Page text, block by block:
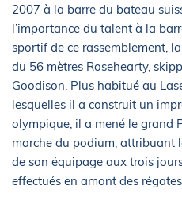
2007 à la barre du bateau
l’importance du talent à la
sportif de ce rassemblement,
du 56 mètres Rosehearty,
Goodison. Plus habitué au
lesquelles il a construit un
olympique, il a mené le grand
marche du podium, attribuant
de son équipage aux trois
effectués en amont des régates.